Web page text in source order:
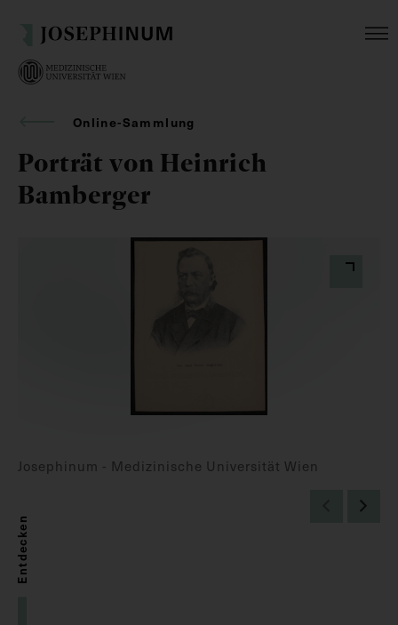
Online-Sammlung
Porträt von Heinrich
Bamberger
Josephinum - Medizinische Universität Wien
Entdecken